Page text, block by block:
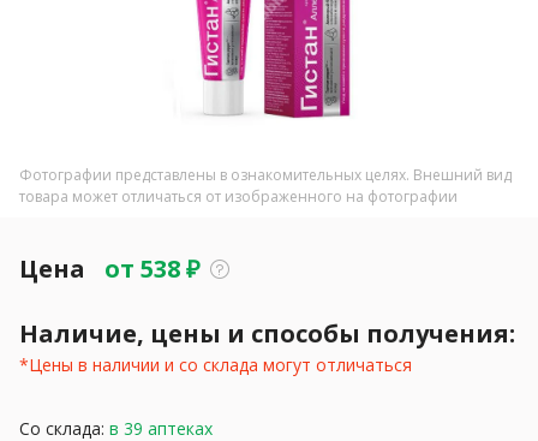
Фотографии представлены в ознакомительных целях. Внешний вид
товара может отличаться от изображенного на фотографии
Цена от 538₽
Наличие, цены и способы получения:
*Цены в наличии и со склада могут отличаться
Со склада: в 39 аптеках